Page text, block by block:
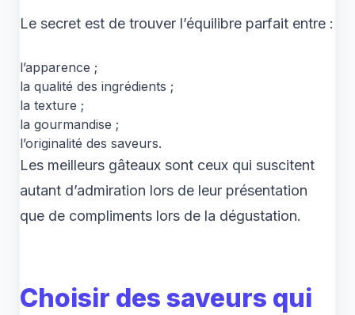
Le secret est de trouver l’équilibre parfait entre :
l’apparence ;
la qualité des ingrédients ;
la texture ;
la gourmandise ;
l’originalité des saveurs.
Les meilleurs gâteaux sont ceux qui suscitent
autant d’admiration lors de leur présentation
que de compliments lors de la dégustation.
Choisir des saveurs qui